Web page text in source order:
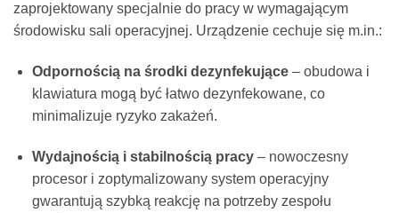
zaprojektowany specjalnie do pracy w wymagającym
środowisku sali operacyjnej. Urządzenie cechuje się m.in.:
Odpornością na środki dezynfekujące– obudowa i
klawiatura mogą być łatwo dezynfekowane, co
minimalizuje ryzyko zakażeń.
Wydajnością i stabilnością pracy– nowoczesny
procesor i zoptymalizowany system operacyjny
gwarantują szybką reakcję na potrzeby zespołu